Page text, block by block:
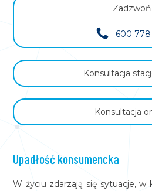
Zadzwoń
600 778
Konsultacja
Konsultacja
Upadłość konsumencka
W życiu zdarzają się sytuacje, w